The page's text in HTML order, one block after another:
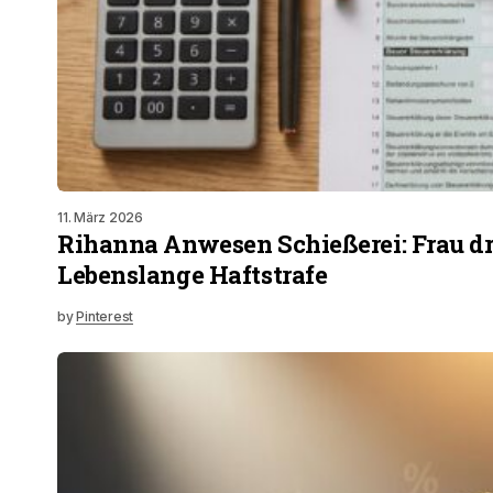
11. März 2026
Rihanna Anwesen Schießerei: Frau
Lebenslange Haftstrafe
byPinterest